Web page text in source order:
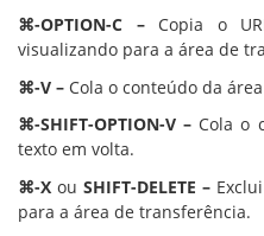
⌘-OPTION-C – Copia o
visualizando para a área de
⌘-V – Cola o conteúdo da
⌘-SHIFT-OPTION-V – Cola o
texto em volta.
⌘-X ouSHIFT-DELETE –
para a área de transferência.